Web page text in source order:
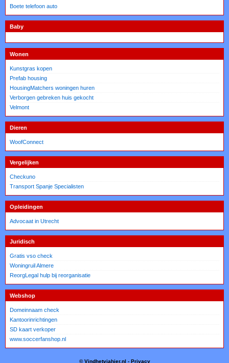
Boete telefoon auto
Baby
Wonen
Kunstgras kopen
Prefab housing
HousingMatchers woningen huren
Verborgen gebreken huis gekocht
Velmont
Dieren
WoofConnect
Vergelijken
Checkuno
Transport Spanje Specialisten
Opleidingen
Advocaat in Utrecht
Juridisch
Gratis vso check
Woningruil Almere
ReorgLegal hulp bij reorganisatie
Webshop
Domeinnaam check
Kantoorinrichtingen
SD kaart verkoper
www.soccerfanshop.nl
© Vindhetviahier.nl - Privacy